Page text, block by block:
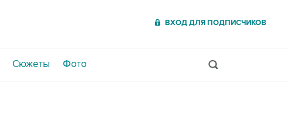
ВХОД ДЛЯ ПОДПИСЧИКОВ
Сюжеты Фото